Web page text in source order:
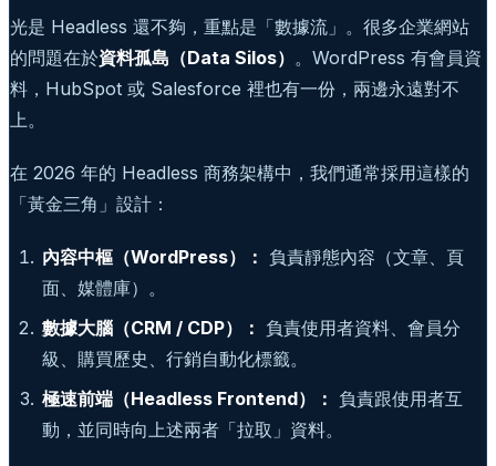
光是 Headless 還不夠，重點是「數據流」。很多企業網站
的問題在於資料孤島（Data Silos） 。WordPress 有會員資
料，HubSpot 或 Salesforce 裡也有一份，兩邊永遠對不
上。
在 2026 年的 Headless 商務架構中，我們通常採用這樣的
「黃金三角」設計：
內容中樞（WordPress）： 負責靜態內容（文章、頁
面、媒體庫）。
數據大腦（CRM / CDP）： 負責使用者資料、會員分
級、購買歷史、行銷自動化標籤。
極速前端（Headless Frontend）： 負責跟使用者互
動，並同時向上述兩者「拉取」資料。